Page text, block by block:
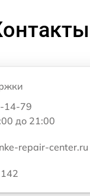
14-79
до 21:00
repair-center.ru